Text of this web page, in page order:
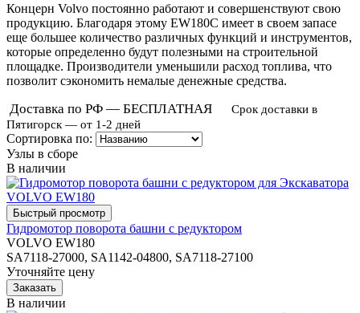
Концерн Volvo постоянно работают и совершенствуют свою
продукцию. Благодаря этому EW180C имеет в своем запасе
еще большее количество различных функций и инструментов,
которые определенно будут полезными на строительной
площадке. Производители уменьшили расход топлива, что
позволит сэкономить немалые денежные средства.
Доставка по РФ — БЕСПЛАТНАЯ
Срок доставки в
Пятигорск — от 1-2 дней
Сортировка по:
Узлы в сборе
В наличии
Гидромотор поворота башни с редуктором
VOLVO EW180
SA7118-27000, SA1142-04800, SA7118-27100
Уточняйте цену
В наличии